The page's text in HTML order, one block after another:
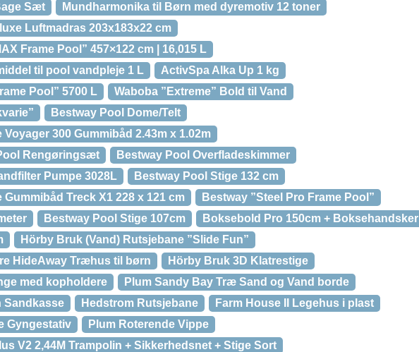
Sæt
Mundharmonika til Børn med dyremotiv 12 toner
Luftmadras 203x183x22 cm
Frame Pool” 457×122 cm | 16,015 L
til pool vandpleje 1 L
ActivSpa Alka Up 1 kg
Pool” 5700 L
Waboba ”Extreme” Bold til Vand
Bestway Pool Dome/Telt
300 Gummibåd 2.43m x 1.02m
Rengøringsæt
Bestway Pool Overfladeskimmer
Pumpe 3028L
Bestway Pool Stige 132 cm
Treck X1 228 x 121 cm
Bestway ”Steel Pro Frame Pool”
Bestway Pool Stige 107cm
Boksebold Pro 150cm + Boksehandsker
Hörby Bruk (Vand) Rutsjebane ”Slide Fun”
HideAway Træhus til børn
Hörby Bruk 3D Klatrestige
med kopholdere
Plum Sandy Bay Træ Sand og Vand borde
Sandkasse
Hedstrom Rutsjebane
Farm House II Legehus i plast
Gyngestativ
Plum Roterende Vippe
V2 2,44M Trampolin + Sikkerhedsnet + Stige Sort